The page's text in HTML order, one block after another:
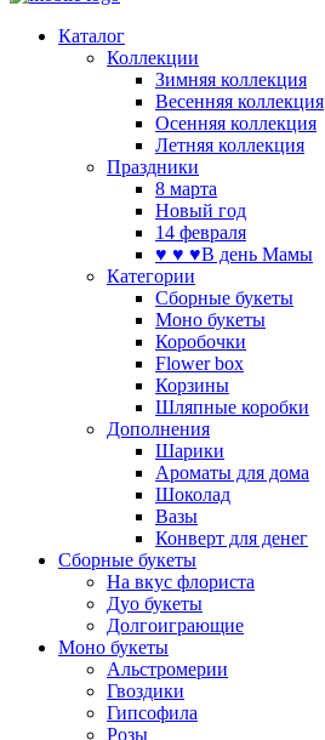
Каталог
Коллекции
Зимняя коллекция
Весенняя коллекция
Осенняя коллекция
Летняя коллекция
Праздники
8 марта
Новый год
14 февраля
♥ ♥ ♥В день Мамы
Категории
Сборные букеты
Моно букеты
Коробочки
Flower box
Корзины
Шляпные коробки
Дополнения
Шарики
Ароматы для дома
Шоколад
Вазы
Конверт для денег
Сборные букеты
На вкус флориста
Дуо букеты
Долгоиграющие
Моно букеты
Альстромерии
Гвоздики
Гипсофила
Розы